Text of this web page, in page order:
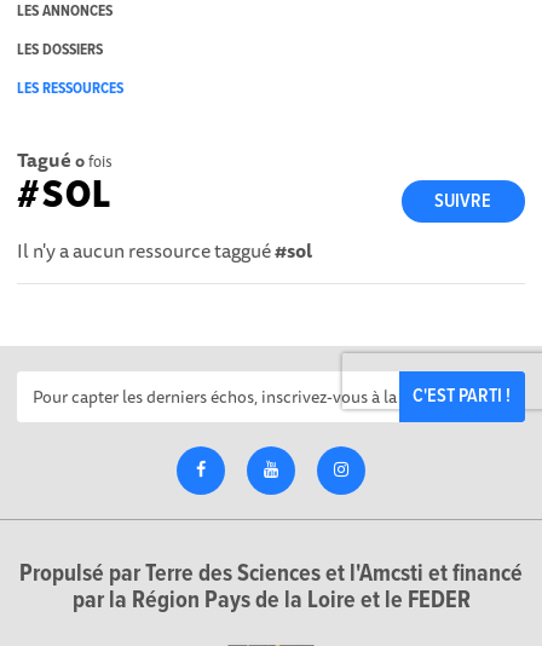
LES ANNONCES
LES DOSSIERS
LES RESSOURCES
Tagué 0fois
SUIVRE
#SOL
Il n'y a aucun ressource taggué#sol
C'EST PARTI !
Propulsé par Terre des Sciences et l'Amcsti et financé
par la Région Pays de la Loire et le FEDER